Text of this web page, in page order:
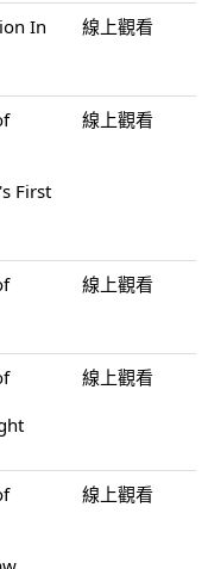
In
線上觀看
First
線上觀看
線上觀看
線上觀看
線上觀看